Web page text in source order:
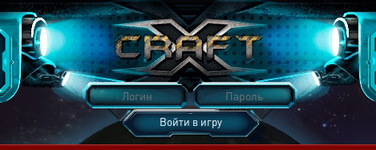
Войти в игру